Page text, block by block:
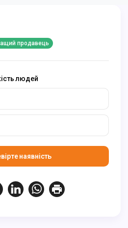
продавець
людей
наявність